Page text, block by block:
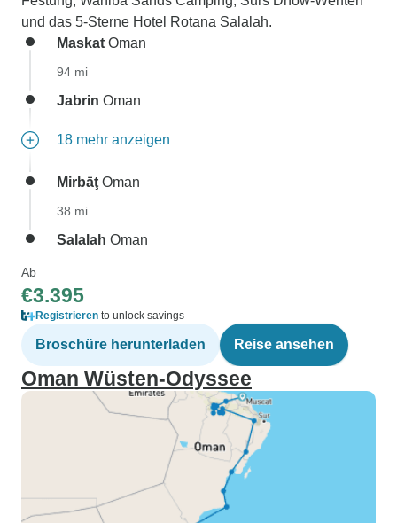
und das 5-Sterne Hotel Rotana Salalah.
Maskat Oman
94 mi
Jabrin Oman
18 mehr anzeigen
Mirbāţ Oman
38 mi
Salalah Oman
Ab
€3.395
Registrieren to unlock savings
Broschüre herunterladen Reise ansehen
Oman Wüsten-Odyssee